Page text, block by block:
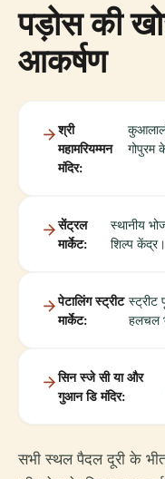
पड़ोस की
आकर्षण
श्री
महामरियम्मन
मंदिर:
गोपुरम
सेंट्रल
मार्केट:
स्थानीय
शिल्प केंद्र।
पेटालिंग स्ट्रीट
मार्केट:
स्ट्रीट
हलचल
सिन स्जे सी या और
गुआन डि मंदिर:
सभी स्थल पैदल दूरी के